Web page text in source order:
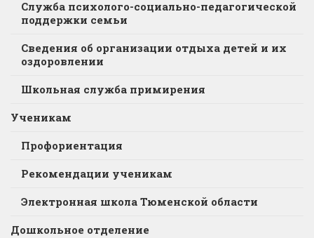
Служба психолого-социально-педагогической
поддержки семьи
Сведения об организации отдыха детей и их
оздоровлении
Школьная служба примирения
Ученикам
Профориентация
Рекомендации ученикам
Электронная школа Тюменской области
Дошкольное отделение